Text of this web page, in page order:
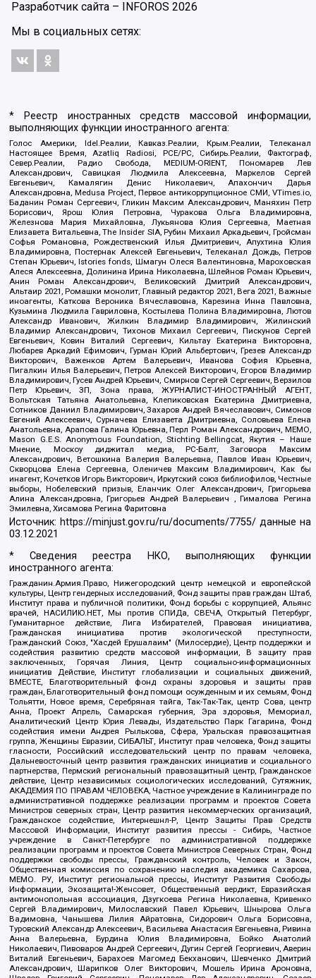
Разработчик сайта – INFOROS 2026
Мы в социальных сетях:
* Реестр иностранных средств массовой информации,
выполняющих функции иностранного агента:
Голос Америки, Idel.Реалии, Кавказ.Реалии, Крым.Реалии, Телеканал
Настоящее Время, Azatliq Radiosi, PCE/PC, Сибирь.Реалии, Фактограф,
Север.Реалии, Радио Свобода, MEDIUM-ORIENT, Пономарев Лев
Александрович, Савицкая Людмила Алексеевна, Маркелов Сергей
Евгеньевич, Камалягин Денис Николаевич, Апахончич Дарья
Александровна, Medusa Project, Первое антикоррупционное СМИ, VTimes.io,
Баданин Роман Сергеевич, Гликин Максим Александрович, Маняхин Петр
Борисович, Ярош Юлия Петровна, Чуракова Ольга Владимировна,
Железнова Мария Михайловна, Лукьянова Юлия Сергеевна, Маетная
Елизавета Витальевна, The Insider SIA, Рубин Михаил Аркадьевич, Гройсман
Софья Романовна, Рождественский Илья Дмитриевич, Апухтина Юлия
Владимировна, Постернак Алексей Евгеньевич, Телеканал Дождь, Петров
Степан Юрьевич, Istories fonds, Шмагун Олеся Валентиновна, Мароховская
Алеся Алексеевна, Долинина Ирина Николаевна, Шлейнов Роман Юрьевич,
Анин Роман Александрович, Великовский Дмитрий Александрович,
Альтаир 2021, Ромашки монолит, Главный редактор 2021, Вега 2021, Важные
иноагенты, Каткова Вероника Вячеславовна, Карезина Инна Павловна,
Кузьмина Людмила Гавриловна, Костылева Полина Владимировна, Лютов
Александр Иванович, Жилкин Владимир Владимирович, Жилинский
Владимир Александрович, Тихонов Михаил Сергеевич, Пискунов Сергей
Евгеньевич, Ковин Виталий Сергеевич, Кильтау Екатерина Викторовна,
Любарев Аркадий Ефимович, Гурман Юрий Альбертович, Грезев Александр
Викторович, Важенков Артем Валерьевич, Иванова София Юрьевна,
Пигалкин Илья Валерьевич, Петров Алексей Викторович, Егоров Владимир
Владимирович, Гусев Андрей Юрьевич, Смирнов Сергей Сергеевич, Верзилов
Петр Юрьевич, ЗП, Зона права, ЖУРНАЛИСТ-ИНОСТРАННЫЙ АГЕНТ,
Вольтская Татьяна Анатольевна, Клепиковская Екатерина Дмитриевна,
Сотников Даниил Владимирович, Захаров Андрей Вячеславович, Симонов
Евгений Алексеевич, Сурначева Елизавета Дмитриевна, Соловьева Елена
Анатольевна, Арапова Галина Юрьевна, Перл Роман Александрович, МЕМО,
Mason G.E.S. Anonymous Foundation, Stichting Bellingcat, Якутия – Наше
Мнение, Москоу диджитал медиа, РС-Балт, Заговора Максим
Александрович, Ветошкина Валерия Валерьевна, Павлов Иван Юрьевич,
Скворцова Елена Сергеевна, Оленичев Максим Владимирович, Как бы
инагент, Кочетков Игорь Викторович, Иркутский союз библиофилов, Честные
выборы, Нобелевский призыв, Еланчик Олег Александрович, Григорьева
Алина Александровна, Григорьев Андрей Валерьевич , Гималова Регина
Эмилевна, Хисамова Регина Фаритовна
Источник: https://minjust.gov.ru/ru/documents/7755/ данные на
03.12.2021
* Сведения реестра НКО, выполняющих функции
иностранного агента:
Гражданин.Армия.Право, Нижегородский центр немецкой и европейской
культуры, Центр гендерных исследований, Фонд защиты прав граждан Штаб,
Институт права и публичной политики, Фонд борьбы с коррупцией, Альянс
врачей, НАСИЛИЮ.НЕТ, Мы против СПИДа, СВЕЧА, Открытый Петербург,
Гуманитарное действие, Лига Избирателей, Правовая инициатива,
Гражданская инициатива против экологической преступности,
Гражданский Союз, "Хасдей Ерушалаим" (Милосердие), Центр поддержки и
содействия развитию средств массовой информации, В защиту прав
заключенных, Горячая Линия, Центр социально-информационных
инициатив Действие, Институт глобализации и социальных движений,
ВМЕСТЕ, Благотворительный фонд охраны здоровья и защиты прав
граждан, Благотворительный фонд помощи осужденным и их семьям, Фонд
Тольятти, Новое время, Серебряная тайга, Так-Так-Так, центр Сова, центр
Анна, Проект Апрель, Самарская губерния, Эра здоровья, Мемориал,
Аналитический Центр Юрия Левады, Издательство Парк Гагарина, Фонд
содействия имени Андрея Рылькова, Сфера, Уральская правозащитная
группа, Женщины Евразии, СИБАЛЬТ, Институт прав человека, Фонд защиты
гласности, Российский исследовательский центр по правам человека,
Дальневосточный центр развития гражданских инициатив и социального
партнерства, Пермский региональный правозащитный центр, Гражданское
действие, Центр независимых социологических исследований, Сутяжник,
АКАДЕМИЯ ПО ПРАВАМ ЧЕЛОВЕКА, Частное учреждение в Калининграде по
административной поддержке реализации программ и проектов Совета
Министров северных стран, Центр развития некоммерческих организаций,
Гражданское содействие, Интернешнл-Р, Центр Защиты Прав Средств
Массовой Информации, Институт развития прессы - Сибирь, Частное
учреждение в Санкт-Петербурге по административной поддержке
реализации программ и проектов Совета Министров Северных Стран, Фонд
поддержки свободы прессы, Гражданский контроль, Человек и Закон,
Общественная комиссия по сохранению наследия академика Сахарова,
МЕМО. РУ, Институт региональной прессы, Институт Развития Свободы
Информации, Экозащита!-Женсовет, Общественный вердикт, Евразийская
антимонопольная ассоциация, Дзугкоева Регина Николаевна, Кривенко
Сергей Владимирович, Милославский Павел Юрьевич, Шнырова Ольга
Вадимовна, Чанышева Лилия Айратовна, Сидорович Ольга Борисовна,
Туровский Александр Алексеевич, Васильева Анастасия Евгеньевна, Ривина
Анна Валерьевна, Бурдина Юлия Владимировна, Бойко Анатолий
Николаевич, Пивоваров Андрей Сергеевич, Дугин Сергей Георгиевич, Аверин
Виталий Евгеньевич, Барахоев Магомед Бекханович, Шевченко Дмитрий
Александрович, Шарипков Олег Викторович, Мошель Ирина Ароновна,